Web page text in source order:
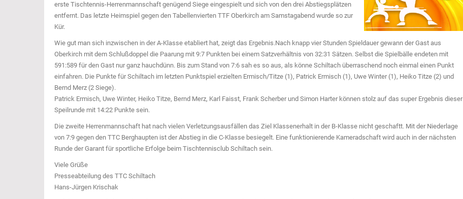
erste Tischtennis-Herrenmannschaft genügend Siege eingespielt und sich von den drei Abstiegsplätzen
entfernt. Das letzte Heimspiel gegen den Tabellenvierten TTF Oberkirch am Samstagabend wurde so zur
Kür.
Wie gut man sich inzwischen in der A-Klasse etabliert hat, zeigt das Ergebnis.Nach knapp vier Stunden Spieldauer gewann der Gast aus
Oberkirch mit dem Schlußdoppel die Paarung mit 9:7 Punkten bei einem Satzverhältnis von 32:31 Sätzen. Selbst die Spielbälle endeten mit
591:589 für den Gast nur ganz hauchdünn. Bis zum Stand von 7:6 sah es so aus, als könne Schiltach überraschend noch einmal einen Punkt
einfahren. Die Punkte für Schiltach im letzten Punktspiel erzielten Ermisch/Titze (1), Patrick Ermisch (1), Uwe Winter (1), Heiko Titze (2) und
Bernd Merz (2 Siege).
Patrick Ermisch, Uwe Winter, Heiko Titze, Bernd Merz, Karl Faisst, Frank Scherber und Simon Harter können stolz auf das super Ergebnis dieser
Speilrunde mit 14:22 Punkte sein.
Die zweite Herrenmannschaft hat nach vielen Verletzungsausfällen das Ziel Klassenerhalt in der B-Klasse nicht geschaftt. Mit der Niederlage
von 7:9 gegen den TTC Berghaupten ist der Abstieg in die C-Klasse besiegelt. Eine funktionierende Kameradschaft wird auch in der nächsten
Runde der Garant für sportliche Erfolge beim Tischtennisclub Schiltach sein.
Viele Grüße
Presseabteilung des TTC Schiltach
Hans-Jürgen Krischak